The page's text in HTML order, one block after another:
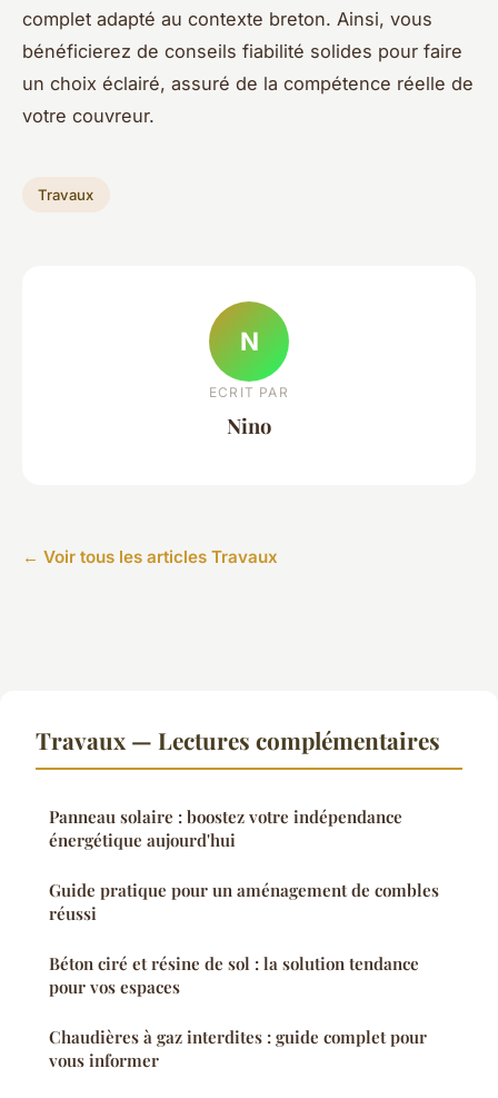
complet adapté au contexte breton. Ainsi, vous
bénéficierez de conseils fiabilité solides pour faire
un choix éclairé, assuré de la compétence réelle de
votre couvreur.
Travaux
N
ECRIT PAR
Nino
← Voir tous les articles Travaux
Travaux — Lectures complémentaires
Panneau solaire : boostez votre indépendance
énergétique aujourd'hui
Guide pratique pour un aménagement de combles
réussi
Béton ciré et résine de sol : la solution tendance
pour vos espaces
Chaudières à gaz interdites : guide complet pour
vous informer